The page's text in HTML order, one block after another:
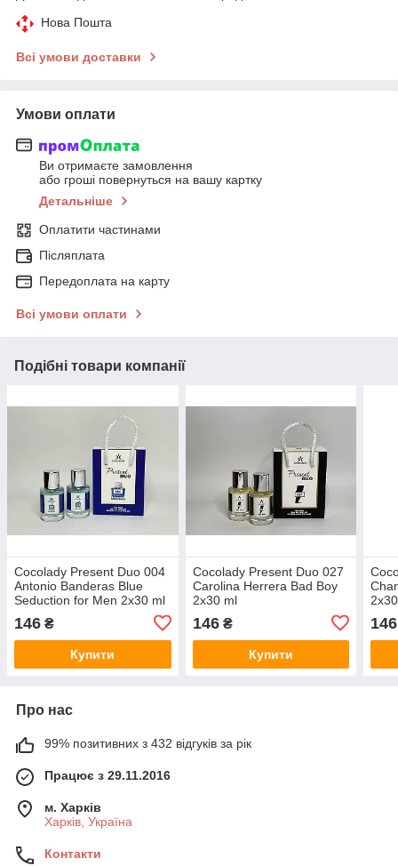
Нова Пошта
Всі умови доставки
Умови оплати
Ви отримаєте замовлення
або гроші повернуться на вашу картку
Детальніше
Оплатити частинами
Післяплата
Передоплата на карту
Всі умови оплати
Подібні товари компанії
Cocolady Present Duo 004
Antonio Banderas Blue
Seduction for Men 2x30 ml
146 ₴
Купити
Cocolady Present Duo 027
Carolina Herrera Bad Boy
2x30 ml
146₴
Купити
146
Про нас
99% позитивних з 432 відгуків за рік
Працює з 29.11.2016
м. Харків
Харків, Україна
Контакти